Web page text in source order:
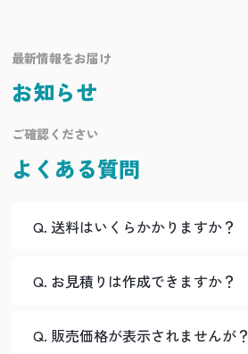
最新情報をお届け
お知らせ
ご確認ください
よくある質問
Q. 送料はいくらかかりますか？
Q. お見積りは作成できますか？
Q. 販売価格が表示されませんが？